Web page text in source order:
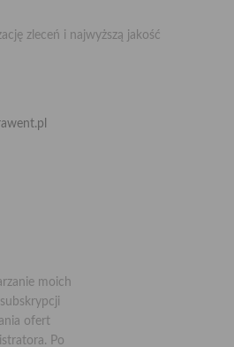
zleceń i najwyższą jakość
moich
ofert
Po